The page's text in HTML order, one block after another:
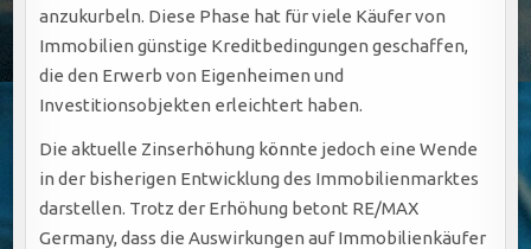
anzukurbeln. Diese Phase hat für viele Käufer von
Immobilien günstige Kreditbedingungen geschaffen,
die den Erwerb von Eigenheimen und
Investitionsobjekten erleichtert haben.
Die aktuelle Zinserhöhung könnte jedoch eine Wende
in der bisherigen Entwicklung des Immobilienmarktes
darstellen. Trotz der Erhöhung betont RE/MAX
Germany, dass die Auswirkungen auf Immobilienkäufer